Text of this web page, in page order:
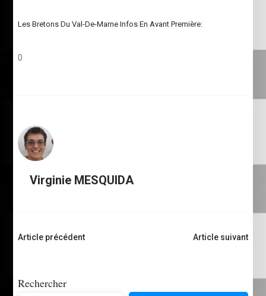
Les Bretons Du Val-De-Marne Infos En Avant Première:
0
Virginie MESQUIDA
Navigation
Article précédent Article suivant
Rechercher